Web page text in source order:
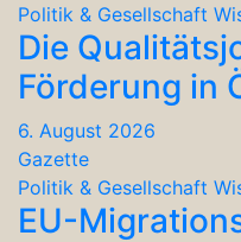
Politik & Gesellschaft
Die
Förderung in
6. August 2026
Gazette
Politik & Gesellschaft
EU-